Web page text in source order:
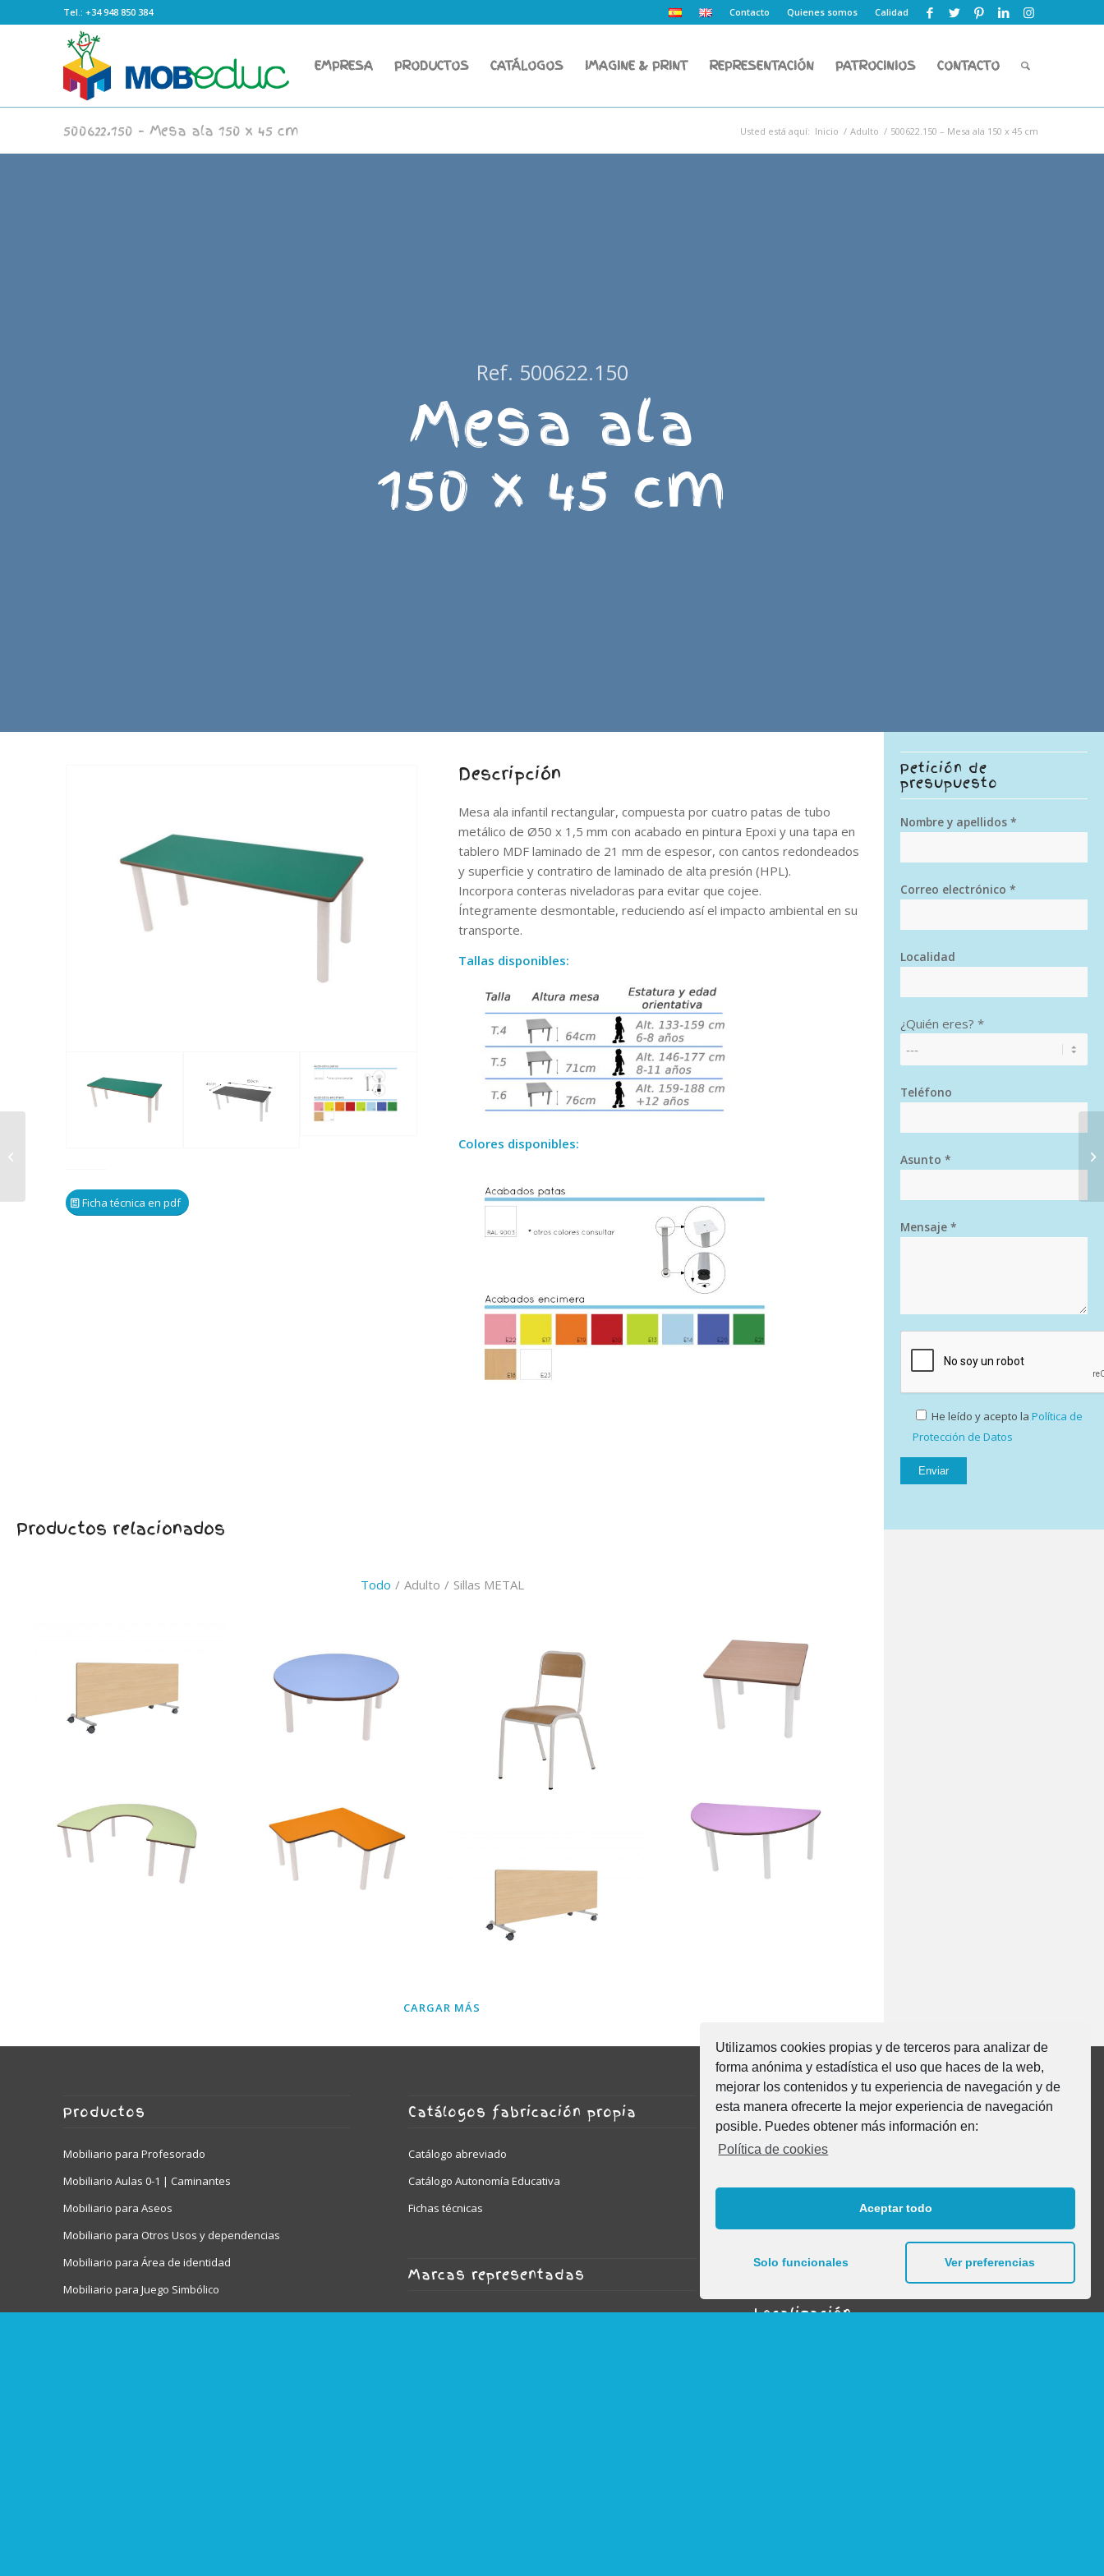
Utilizamos cookies propias y de terceros para analizar de
forma anónima y estadística el uso que haces de la web,
mejorar los contenidos y tu experiencia de navegación y de
esta manera ofrecerte la mejor experiencia de navegación
posible. Puedes obtener más información en:
Política de cookies
Aceptar todo
Solo funcionales Ver preferencias
Contacto Quienes somos Calidad
Tel.: +34 948 850 384
EMPRESA PRODUCTOS CATÁLOGOS IMAGINE & PRINT REPRESENTACIÓN PATROCINIOS CONTACTO
500622.150 – Mesa ala 150 x 45 cm Usted está aquí: Inicio / Adulto / 500622.150 – Mesa ala 150 x 45 cm
Ref. 500622.150
Mesa ala
150 x 45 cm
Ficha técnica en pdf
Descripción
Mesa ala infantil rectangular, compuesta por cuatro patas de tubo
metálico de Ø50 x 1,5 mm con acabado en pintura Epoxi y una tapa en
tablero MDF laminado de 21 mm de espesor, con cantos redondeados
y superficie y contratiro de laminado de alta presión (HPL).
Incorpora conteras niveladoras para evitar que cojee.
Íntegramente desmontable, reduciendo así el impacto ambiental en su
transporte.
Tallas disponibles:
Colores disponibles:
Productos relacionados
Todo / Adulto / Sillas METAL
CARGAR MÁS
Petición de
presupuesto
Nombre y apellidos *
Correo electrónico *
Localidad
¿Quién eres? *
Teléfono
Asunto *
Mensaje *
He leído y acepto la Política de
Protección de Datos
Productos
Mobiliario para Profesorado
Mobiliario Aulas 0-1 | Caminantes
Mobiliario para Aseos
Mobiliario para Otros Usos y dependencias
Mobiliario para Área de identidad
Mobiliario para Juego Simbólico
Mobiliario Audiovisuales
Catálogos fabricación propia
Catálogo abreviado
Catálogo Autonomía Educativa
Fichas técnicas
Marcas representadas
MOBeduc | Game Movil
MOBeduc
Vía Romana, s/n
-SPAIN-
Localización